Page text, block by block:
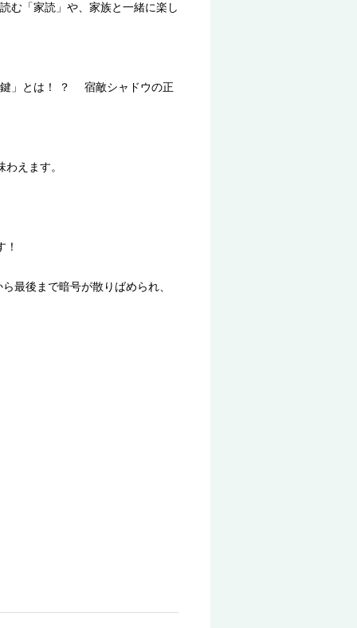
む「家読」や、家族と一緒に楽し
鍵」とは！ ？ 宿敵シャドウの正
えます。
最後まで暗号が散りばめられ、